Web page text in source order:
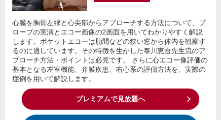
心臓を胸骨左縁と心尖部からアプローチする方法について、プ
ローブの実演とエコー画像の2画面を用いてわかりやすく解説
します。ポケットエコーは肋間などの狭い窓から体内を観察す
るのに適しています。その特徴を生かした泰川恵吾先生流のア
プローチ方法・ポイントは必見です。 さらに心エコー像評価の
基本となる左室機能、弁膜疾患、右心系の評価方法を、実際の
症例を用いて解説します。
プレミアムで見放題へ